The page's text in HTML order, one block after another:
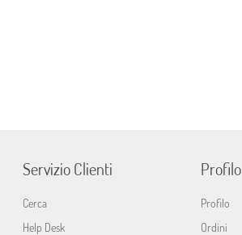
Servizio Clienti
Cerca
Help Desk
Profilo
Profilo
Ordini